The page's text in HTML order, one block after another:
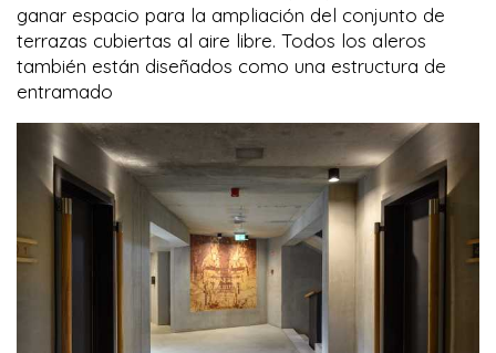
ganar espacio para la ampliación del conjunto de
terrazas cubiertas al aire libre. Todos los aleros
también están diseñados como una estructura de
entramado